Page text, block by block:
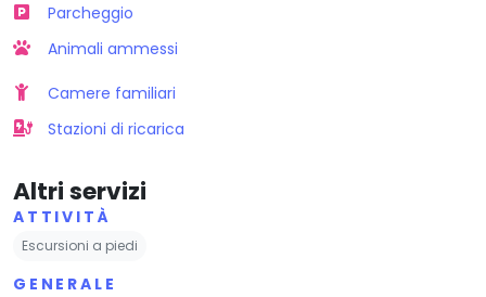
Parcheggio
Animali ammessi
Camere familiari
Stazioni di ricarica
Altri servizi
ATTIVITÀ
Escursioni a piedi
GENERALE